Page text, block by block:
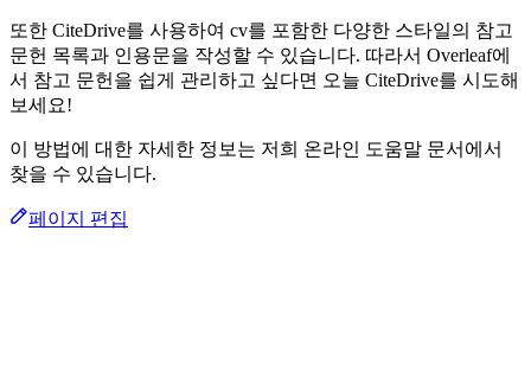
또한 CiteDrive를 사용하여 cv를 포함한 다양한 스타일의 참고
문헌 목록과 인용문을 작성할 수 있습니다. 따라서 Overleaf에
서 참고 문헌을 쉽게 관리하고 싶다면 오늘 CiteDrive를 시도해
보세요!
이 방법에 대한 자세한 정보는 저희 온라인 도움말 문서에서
찾을 수 있습니다.
페이지 편집